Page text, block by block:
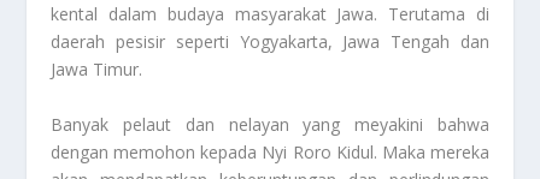
kental dalam budaya masyarakat Jawa. Terutama di
daerah pesisir seperti Yogyakarta, Jawa Tengah dan
Jawa Timur.
Banyak pelaut dan nelayan yang meyakini bahwa
dengan memohon kepada Nyi Roro Kidul. Maka mereka